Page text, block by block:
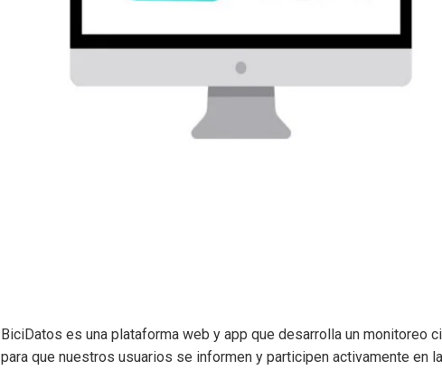
BiciDatos es una plataforma web y app que desarrolla un monitoreo
para que nuestros usuarios se informen y participen activamente en